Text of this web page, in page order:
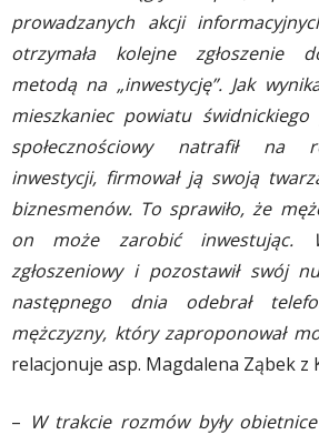
prowadzanych akcji
otrzymała kolejne zgłoszenie
metodą na „inwestycję”. Jak
mieszkaniec powiatu
społecznościowy natrafił na
inwestycji, firmował ją swoją
biznesmenów. To sprawiło, że
on może zarobić inwestując.
zgłoszeniowy i pozostawił swój
następnego dnia odebrał
mężczyzny, który zaproponował
relacjonuje asp. Magdalena Ząbek z
– W trakcie rozmów były